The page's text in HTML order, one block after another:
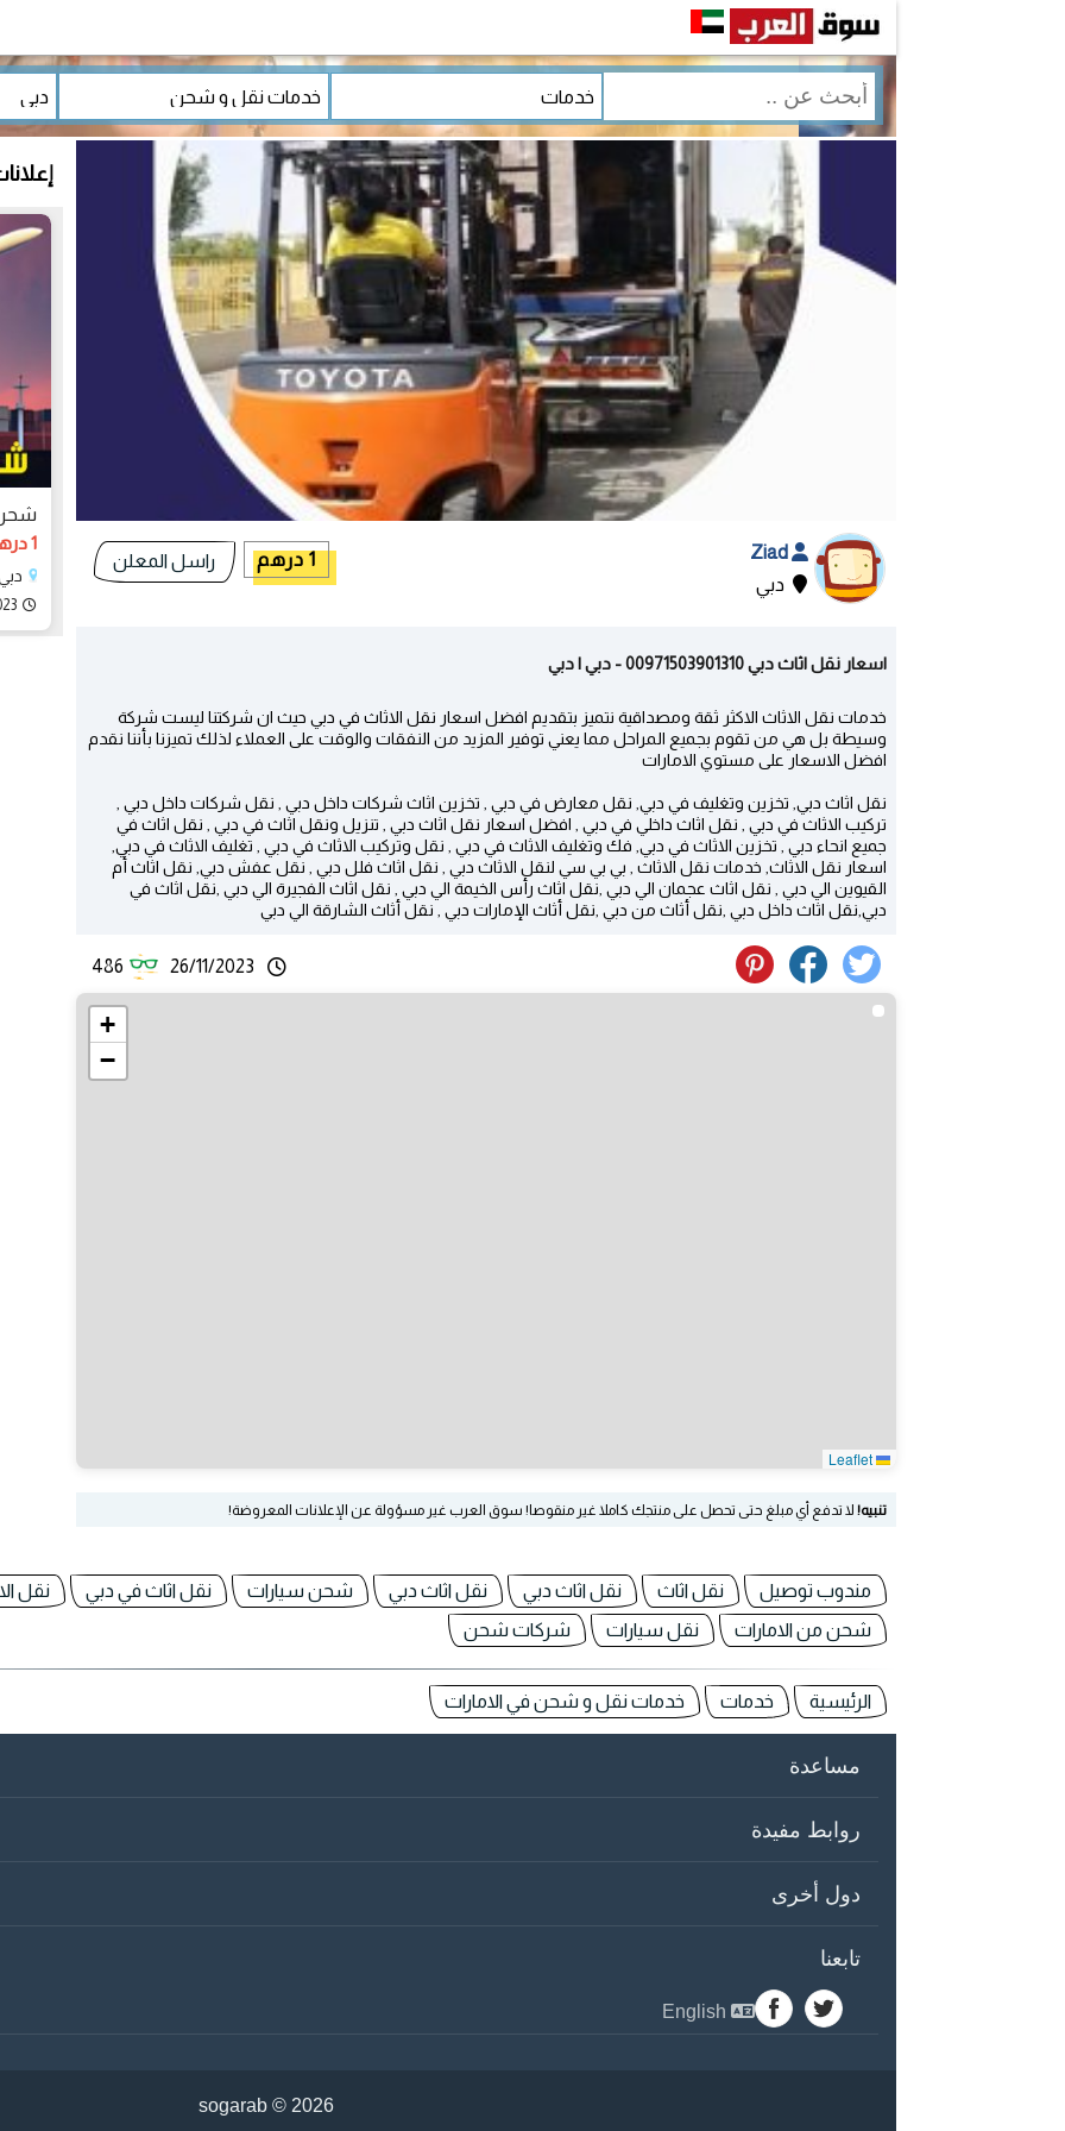
دبي
1 درهم راسل المعلن
اسعار نقل اثاث دبي 00971503901310 - دبي | دبي
خدمات نقل الاثاث الاكثر ثقة ومصداقية نتميز بتقديم افضل اسعار نقل الاثاث في دبي حيث ان شركتنا ليست شركة
وسيطة بل هي من تقوم بجميع المراحل مما يعني توفير المزيد من النفقات والوقت على العملاء لذلك تميزنا بأننا نقدم
افضل الاسعار على مستوي الامارات
نقل اثاث دبي, تخزين وتغليف في دبي, نقل معارض في دبي , تخزين اثاث شركات داخل دبي , نقل شركات داخل دبي ,
تركيب الاثاث في دبي , نقل اثاث داخلي في دبي , افضل اسعار نقل اثاث دبي , تنزيل ونقل اثاث في دبي , نقل اثاث في
جميع انحاء دبي , تخزين الاثاث في دبي, فك وتغليف الاثاث في دبي , نقل وتركيب الاثاث في دبي , تغليف الاثاث في دبي,
اسعار نقل الاثاث, خدمات نقل الاثاث , بي بي سي لنقل الاثاث دبي , نقل اثاث فلل دبي , نقل عفش دبي, نقل اثاث أم
القيوين الي دبي , نقل اثاث عجمان الي دبي ,نقل اثاث رأس الخيمة الي دبي , نقل اثاث الفجيرة الي دبي ,نقل اثاث في
دبي,نقل اثاث داخل دبي ,نقل أثاث من دبي ,نقل أثاث الإمارات دبي , نقل أثاث الشارقة الي دبي
26/11/2023
486
+
−
تنبيه! لا تدفع أي مبلغ حتى تحصل على منتجك كاملا غير منقوصا! سوق العرب غير مسؤولة عن الإعلانات المعروضة!
شحن
1 درهم
مندوب توصيل نقل اثاث نقل اثاث دبي نقل اثاث دبي شحن سيارات نقل اثاث في دبي نقل
شحن من الامارات
نقل سيارات شركات شحن
الرئيسية خدمات خدمات نقل و شحن في الامارات
مساعدة
روابط مفيدة
دول أخرى
تابعنا
sogarab © 2026